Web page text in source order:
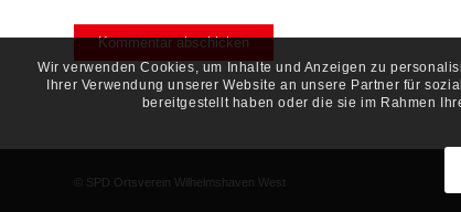
© SPD Ortsverein Wilhelmshaven West
Wir verwenden Cookies, um Inhalte und Anzeigen zu
Ihrer Verwendung unserer Website an unsere Partner für
bereitgestellt haben oder die sie im Rahmen